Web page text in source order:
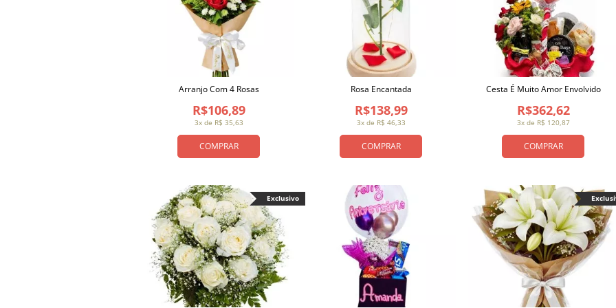
COMPRAR
3x de R$ 35,63
R$106,89
Arranjo Com 4 Rosas
COMPRAR
3x de R$ 46,33
R$138,99
Rosa Encantada
COMPRAR
3x de R$ 120,87
R$362,62
Cesta É Muito Amor Envolvido
Exclusivo